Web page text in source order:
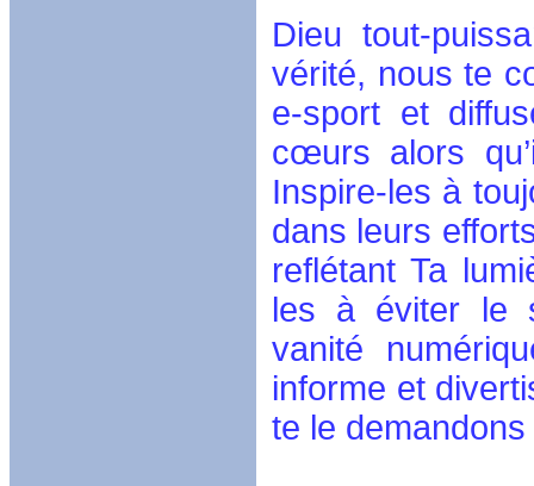
Dieu tout-
vérité, nous te
e-sport et
cœurs alors
Inspire-les à
dans leurs
reflétant Ta
les à éviter le
vanité
informe et
te le